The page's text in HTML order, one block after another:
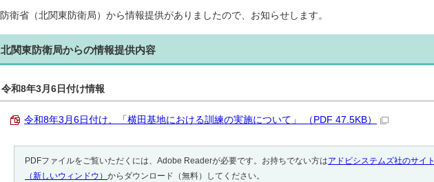
防衛省（北関東防衛局）から情報提供がありましたので、お知らせします。
北関東防衛局からの情報提供内容
令和8年3月6日付け情報
令和8年3月6日付け、「横田基地における訓練の実施について」 （PDF 47.5KB）
PDFファイルをご覧いただくには、Adobe Readerが必要です。お持ちでない方はアドビシステムズ社のサイト
（新しいウィンドウ） からダウンロード（無料）してください。